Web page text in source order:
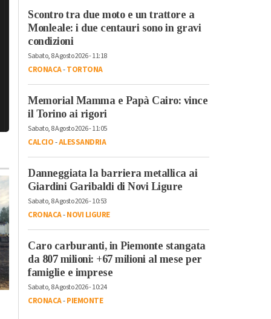
Martedì, 28 Luglio 2026 - 05:34
Cronaca-Alessandria-
Provincia di Alessandria
Indice sport
Scontro tra due moto e un trattore a
Monleale: i due centauri sono in gravi
condizioni
Sabato, 8 Agosto 2026 - 11:18
CRONACA-TORTONA
Memorial Mamma e Papà Cairo: vince
il Torino ai rigori
Sabato, 8 Agosto 2026 - 11:05
CALCIO-ALESSANDRIA
Danneggiata la barriera metallica ai
Giardini Garibaldi di Novi Ligure
Sabato, 8 Agosto 2026 - 10:53
CRONACA-NOVI LIGURE
Caro carburanti, in Piemonte stangata
da 807 milioni: +67 milioni al mese per
famiglie e imprese
Sabato, 8 Agosto 2026 - 10:24
CRONACA-PIEMONTE